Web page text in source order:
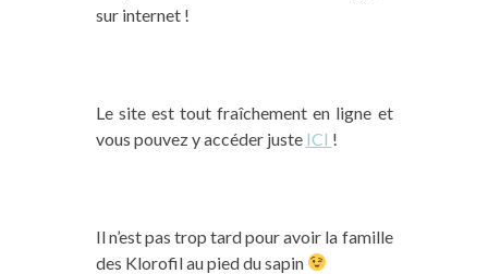
sur internet !
Le site est tout fraîchement en ligne et
vous pouvez y accéder juste ICI !
Il n’est pas trop tard pour avoir la famille
des Klorofil au pied du sapin